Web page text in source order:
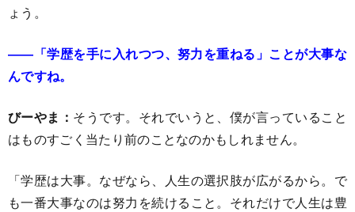
ょう。
――「学歴を手に入れつつ、努力を重ねる」ことが大事な
んですね。
びーやま： そうです。それでいうと、僕が言っていること
はものすごく当たり前のことなのかもしれません。
「学歴は大事。なぜなら、人生の選択肢が広がるから。で
も一番大事なのは努力を続けること。それだけで人生は豊